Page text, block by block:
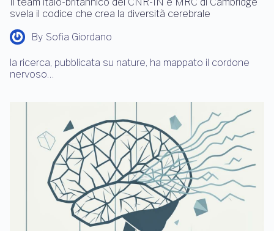
Il team italo-britannico del CNR-IN e MRC di Cambridge
svela il codice che crea la diversità cerebrale
By Sofia Giordano
la ricerca, pubblicata su nature, ha mappato il cordone
nervoso…